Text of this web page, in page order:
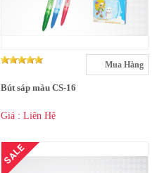
Mua Hàng
Bút sáp màu CS-16
Giá : Liên Hệ
SALE